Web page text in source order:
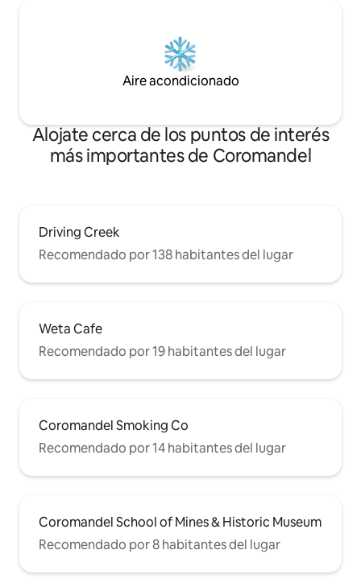
Aire acondicionado
Alojate cerca de los puntos de interés
más importantes de Coromandel
Driving Creek
Recomendado por 138 habitantes del lugar
Weta Cafe
Recomendado por 19 habitantes del lugar
Coromandel Smoking Co
Recomendado por 14 habitantes del lugar
Coromandel School of Mines & Historic Museum
Recomendado por 8 habitantes del lugar